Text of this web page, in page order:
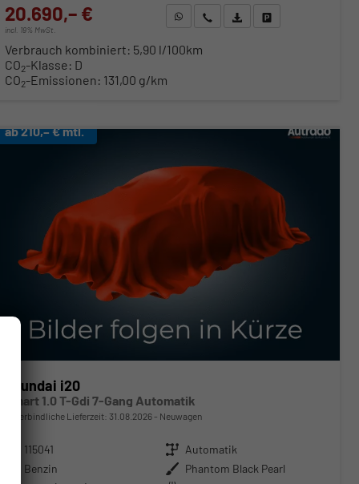
20.690,– €
incl. 19% MwSt.
WhatsApp anfragen
Wir rufen Sie anFahrzeugexposé (PDF)
Fahrzeug parken
Verbrauch kombiniert: 5,90 l/100km
CO2-Klasse: D
CO2-Emissionen: 131,00 g/km
ab 210,– € mtl.
Hyundai i20
Smart 1.0 T-Gdi 7-Gang Automatik
unverbindliche Lieferzeit: 31.08.2026 Neuwagen
115041 Getriebe Automatik
Benzin Außenfarbe Phantom Black Pearl